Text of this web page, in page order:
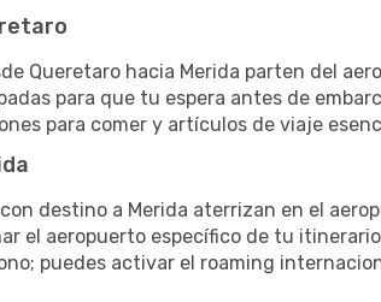
Queretaro hacia Merida parten del
para que tu espera antes de
para comer y artículos de viaje
destino a Merida aterrizan en el
el aeropuerto específico de tu
puedes activar el roaming